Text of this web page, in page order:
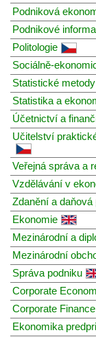
Podniková
Podnikové
Politologie
Sociálně-
Statistické
Statistika a
Účetnictví a
Učitelství
Veřejná správa a
Vzdělávání v
Zdanění a daňová
Ekonomie
Mezinárodní a
Mezinárodní
Správa podniku
Corporate
Corporate
Ekonomika